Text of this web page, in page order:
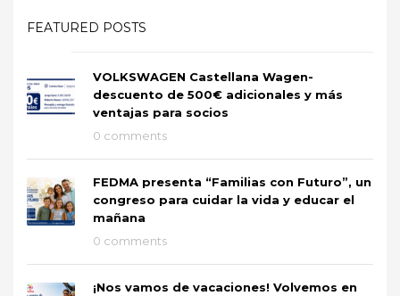
FEATURED POSTS
VOLKSWAGEN Castellana Wagen-
descuento de 500€ adicionales y más
ventajas para socios
0 comments
FEDMA presenta “Familias con Futuro”, un
congreso para cuidar la vida y educar el
mañana
0 comments
¡Nos vamos de vacaciones! Volvemos en